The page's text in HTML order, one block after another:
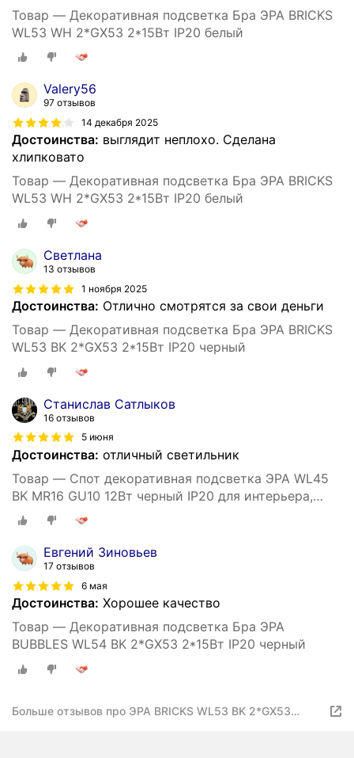
Товар — Декоративная подсветка Бра ЭРА BRICKS
WL53 WH 2*GX53 2*15Вт IP20 белый
Valery56
97 отзывов
14 декабря 2025
Достоинства: выглядит неплохо. Сделана
хлипковато
Товар — Декоративная подсветка Бра ЭРА BRICKS
WL53 WH 2*GX53 2*15Вт IP20 белый
Светлана
13 отзывов
1 ноября 2025
Достоинства: Отлично смотрятся за свои деньги
Товар — Декоративная подсветка Бра ЭРА BRICKS
WL53 BK 2*GX53 2*15Вт IP20 черный
Станислав Сатлыков
16 отзывов
5 июня
Достоинства: отличный светильник
Товар — Спот декоративная подсветка ЭРА WL45
BK MR16 GU10 12Вт черный IP20 для интерьера,
стен
Евгений Зиновьев
17 отзывов
6 мая
Достоинства: Хорошее качество
Товар — Декоративная подсветка Бра ЭРА
BUBBLES WL54 BK 2*GX53 2*15Вт IP20 черный
Больше отзывов про ЭРА BRICKS WL53 BK 2*GX53